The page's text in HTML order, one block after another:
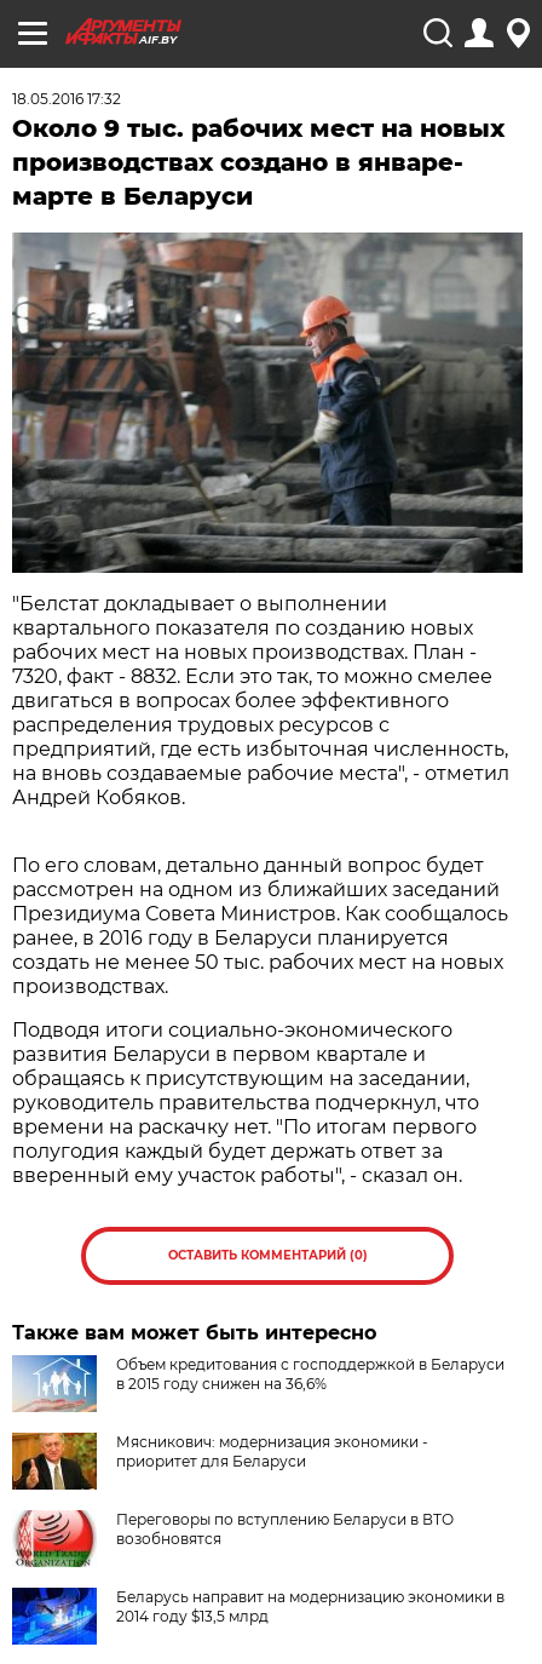
AIF.BY
18.05.2016 17:32
Около 9 тыс. рабочих мест на новых
производствах создано в январе-
марте в Беларуси
"Белстат докладывает о выполнении
квартального показателя по созданию новых
рабочих мест на новых производствах. План -
7320, факт - 8832. Если это так, то можно смелее
двигаться в вопросах более эффективного
распределения трудовых ресурсов с
предприятий, где есть избыточная численность,
на вновь создаваемые рабочие места", - отметил
Андрей Кобяков.
По его словам, детально данный вопрос будет
рассмотрен на одном из ближайших заседаний
Президиума Совета Министров. Как сообщалось
ранее, в 2016 году в Беларуси планируется
создать не менее 50 тыс. рабочих мест на новых
производствах.
Подводя итоги социально-экономического
развития Беларуси в первом квартале и
обращаясь к присутствующим на заседании,
руководитель правительства подчеркнул, что
времени на раскачку нет. "По итогам первого
полугодия каждый будет держать ответ за
вверенный ему участок работы", - сказал он.
ОСТАВИТЬ КОММЕНТАРИЙ (0)
Также вам может быть интересно
Объем кредитования с господдержкой в Беларуси
в 2015 году снижен на 36,6%
Мясникович: модернизация экономики -
приоритет для Беларуси
Переговоры по вступлению Беларуси в ВТО
возобновятся
Беларусь направит на модернизацию экономики в
2014 году $13,5 млрд